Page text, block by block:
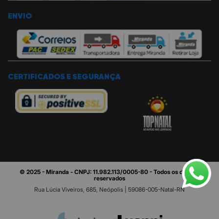
ENVIO
CERTIFICADOS E SEGURANÇA
© 2025 - Miranda - CNPJ: 11.982.113/0005-80 - Todos os direitos
reservados
Rua Lúcia Viveiros, 685, Neópolis | 59086-005-Natal-RN